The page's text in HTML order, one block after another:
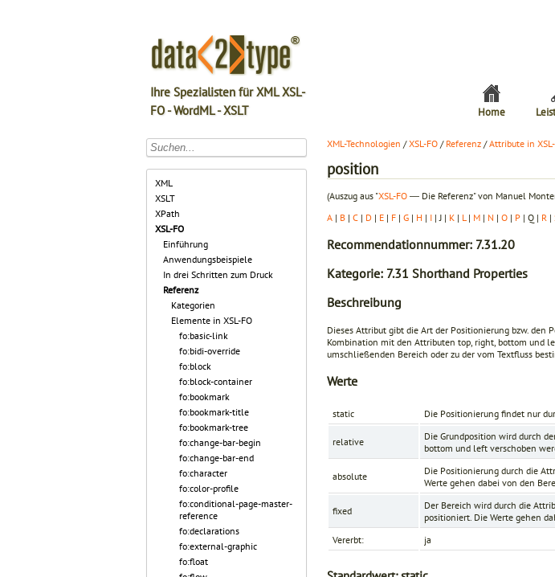
Ihre Spezialisten für XML XSL-
FO - WordML - XSLT
Home
XML
XSLT
XPath
XSL-FO
Einführung
Anwendungsbeispiele
In drei Schritten zum Druck
Referenz
Kategorien
Elemente in XSL-FO
fo:basic-link
fo:bidi-override
fo:block
fo:block-container
fo:bookmark
fo:bookmark-title
fo:bookmark-tree
fo:change-bar-begin
fo:change-bar-end
fo:character
fo:color-profile
fo:conditional-page-master-
reference
fo:declarations
fo:external-graphic
fo:float
XML-Technologien /XSL-FO / Referenz /Attribute in
position
(Auszug aus "XSL-FO ― Die Referenz" von Manuel
A | B | C | D | E | F | G | H | I | J | K | L | M | N | O | P | Q | R |
Recommendationnummer: 7.31.20
Kategorie: 7.31 Shorthand Properties
Beschreibung
Dieses Attribut gibt die Art der Positionierung bzw. den
Kombination mit den Attributen top right bottom und
umschließenden Bereich oder zu der vom Textfluss
Werte
static Die Positionierung findet nur
relative Die Grundposition wird durch
bottom und left verschoben
absolute Die Positionierung durch die
Werte gehen dabei von den
fixed Der Bereich wird durch die
positioniert. Die Werte gehen
Vererbt:
ja